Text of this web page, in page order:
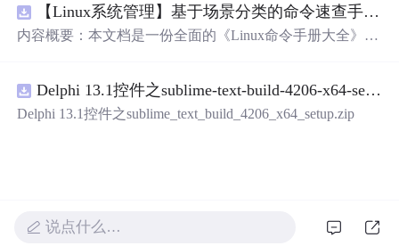
器、以及auto_attribs的PEP 526注解兼容模式，同时介绍catt
rs的序列化/反序列化适配、Pydantic的BaseModel运行时校
验增强、以及marshmallow的Schema显式定义，最后给出在
议与版本兼容性策略。 m.czqysy.com m.cxs666.com cananke
yy.com btcxxm.com www.csd4zlyh.com
新领域的AI+数智化解决方案，推动科技创新与产业创新
智能化发展。
【Linux系统管理】基于场景分类的命令速查手册：涵盖文件处理、权限管理、网络配置及系统监控的全场景操作指南
内容概要：本文档是一份全面的《Linux命令手册大全》，
统管理、网络配置、安全防火墙、容器虚拟化等核心领
域。每个命令均提供简洁的作用说明和典型用法示例，并
-3年需提升实操能力的技术人员；也适合作为资深用户的
Delphi 13.1控件之sublime-text-build-4206-x64-setup.zip
Delphi 13.1控件之sublime_text_build_4206_x64_setup.zip
说点什么…